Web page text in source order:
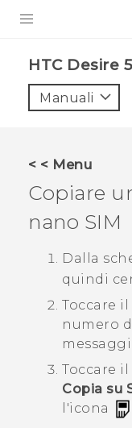
VIVE
VIVERSE
ASSISTENZA
Accessori e
Accesso
HTC Desire
Manuali
< < Menu
Copiare
nano SIM
Dalla
quindi
Toccare
numero
Toccare
Copia su
l'icona